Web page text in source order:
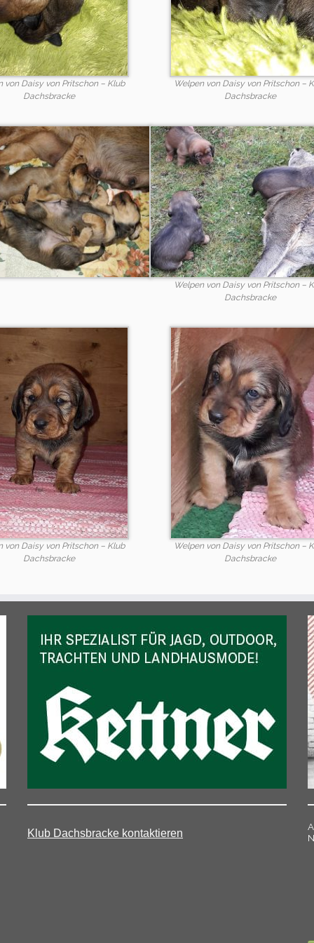
von Daisy von Pritschon – Klub
Dachsbracke
Welpen von Daisy von Pritschon –
Dachsbracke
Welpen von Daisy von Pritschon –
Dachsbracke
von Daisy von Pritschon – Klub
Dachsbracke
Welpen von Daisy von Pritschon –
Dachsbracke
Klub Dachsbracke kontaktieren